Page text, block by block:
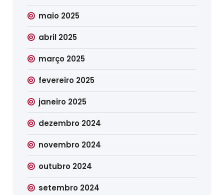
maio 2025
abril 2025
março 2025
fevereiro 2025
janeiro 2025
dezembro 2024
novembro 2024
outubro 2024
setembro 2024